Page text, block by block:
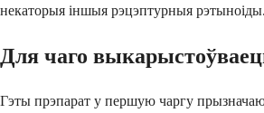
некаторыя іншыя рэцэптурныя рэтыноіды.
Для чаго
Гэты прэпарат у першую чаргу